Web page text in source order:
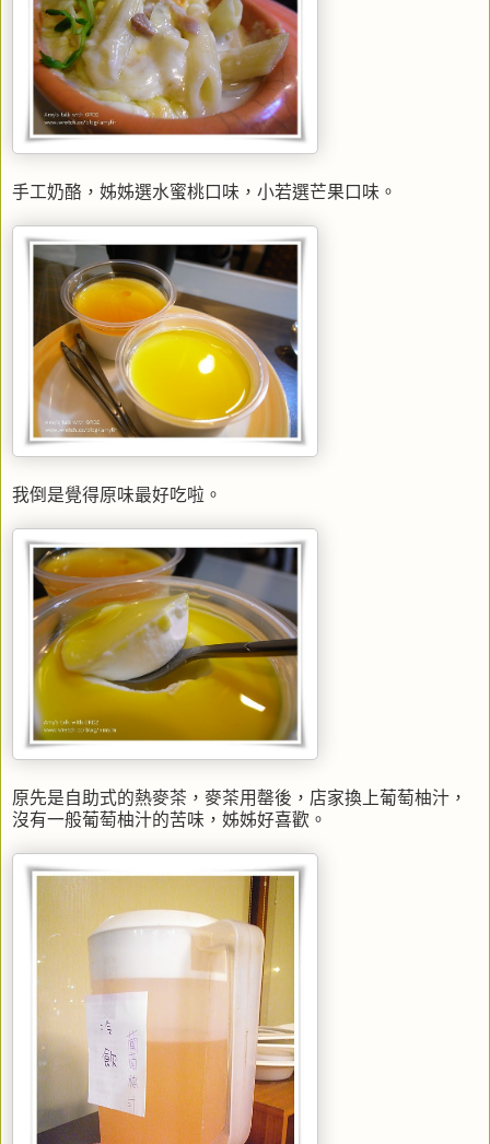
手工奶酪，姊姊選水蜜桃口味，小若選芒果口味。
我倒是覺得原味最好吃啦。
原先是自助式的熱麥茶，麥茶用罄後，店家換上葡萄柚汁，
沒有一般葡萄柚汁的苦味，姊姊好喜歡。